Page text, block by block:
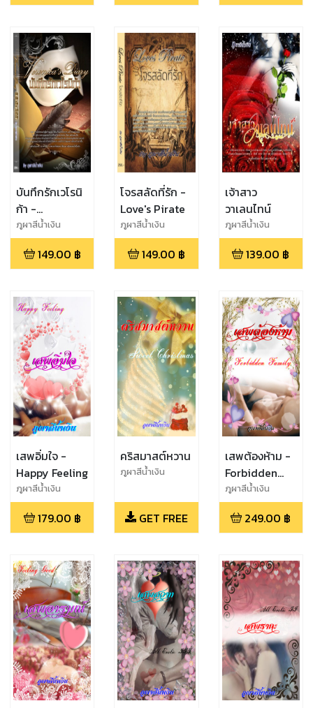
บันทึกรักเวโรนิ
ก้า -
Veronica's
Diary
ภูผาสีน้ำเงิน
149.00 ฿
โจรสลัดที่รัก -
Love's Pirate
ภูผาสีน้ำเงิน
149.00 ฿
เจ้าสาว
วาเลนไทน์
ภูผาสีน้ำเงิน
139.00 ฿
เสพอิ่มใจ -
Happy Feeling
ภูผาสีน้ำเงิน
179.00 ฿
คริสมาสต์หวาน
ภูผาสีน้ำเงิน
GET FREE
เสพต้องห้าม -
Forbidden
Family
ภูผาสีน้ำเงิน
249.00 ฿